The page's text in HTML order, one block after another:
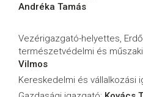
Andréka Tamás
Vezérigazgató-helyettes,
természetvédelmi és
Vilmos
Kereskedelmi és vállalkozási